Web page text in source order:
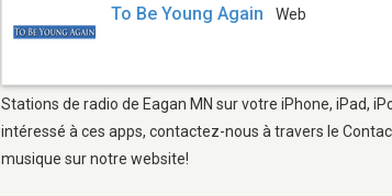
To Be Young Again Web
Stations de radio de Eagan MN sur votre iPhone, iPad,
intéressé à ces apps, contactez-nous à travers le
musique sur notre website!